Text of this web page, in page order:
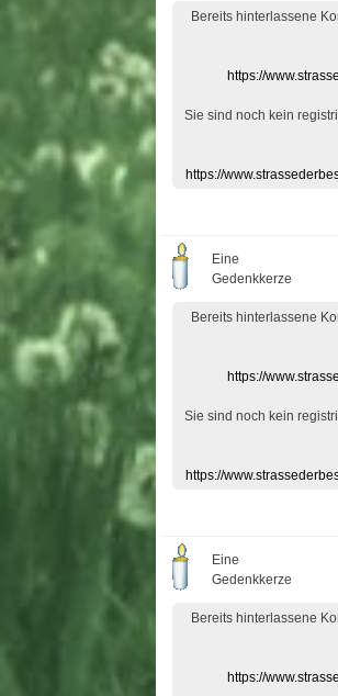
Bereits hinterlassene
https://
Sie sind noch kein
https://
Eine
Gedenkkerze
Bereits hinterlassene
https://
Sie sind noch kein
https://
Eine
Gedenkkerze
Bereits hinterlassene
https://